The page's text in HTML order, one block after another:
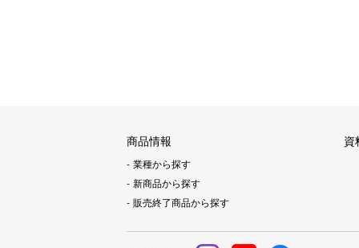
商品情報
業種から探す
新商品から探す
販売終了商品から探す
資